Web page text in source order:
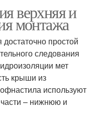
верхняя и
монтажа
простой
следования
мет
крыши из
используют
– нижнюю и